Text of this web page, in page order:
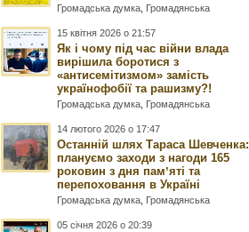
Громадська думка Громадянська
15 квітня 2026 о 21:57
Як і чому під час війни влада
вирішила боротися з
«антисемітизмом» замість
українофобії та рашизму?!
Громадська думка Громадянська
14 лютого 2026 о 17:47
Останній шлях Тараса Шевченка:
плануємо заходи з нагоди 165
роковин з дня памʼяті та
перепоховання в Україні
Громадська думка Громадянська
05 січня 2026 о 20:39